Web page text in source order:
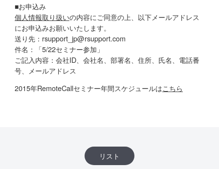
■お申込み
個人情報取り扱いの内容にご同意の上、以下メールアドレス
にお申込みお願いいたします。
送り先：rsupport_jp@rsupport.com
件名：「5/22セミナー参加」
ご記入内容：会社ID、会社名、部署名、住所、氏名、電話番
号、メールアドレス
2015年RemoteCallセミナー年間スケジュールはこちら
リスト